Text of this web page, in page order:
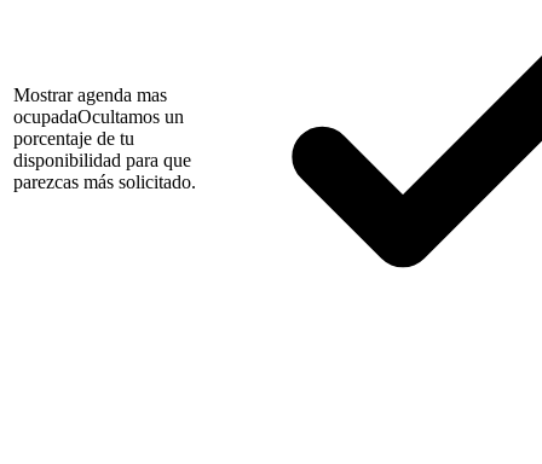
Mostrar agenda mas
ocupadaOcultamos un
porcentaje de tu
disponibilidad para que
parezcas más solicitado.